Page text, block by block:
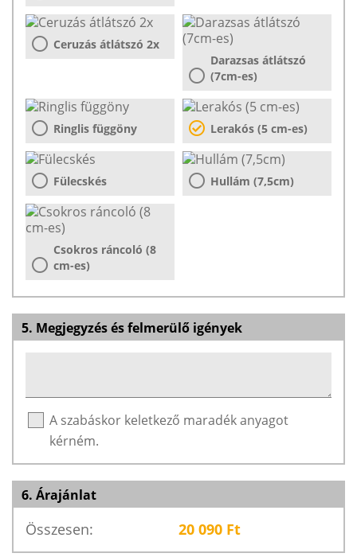
Ceruzás átlátszó 2x
Darazsas átlátszó
(7cm-es)
Ringlis függöny Lerakós (5 cm-es)
Fülecskés Hullám (7,5cm)
Csokros ráncoló (8
cm-es)
5. Megjegyzés és felmerülő igények
A szabáskor keletkező maradék anyagot
kérném.
6. Árajánlat
Összesen: 20 090 Ft